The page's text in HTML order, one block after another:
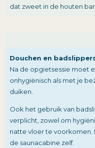
dat zweet in de houten
Douchen en
Na de opgietsessie moet
onhygiënisch als met je
duiken.
Ook het gebruik van
verplicht, zowel om
natte vloer te voorkomen.
de saunacabine zelf.